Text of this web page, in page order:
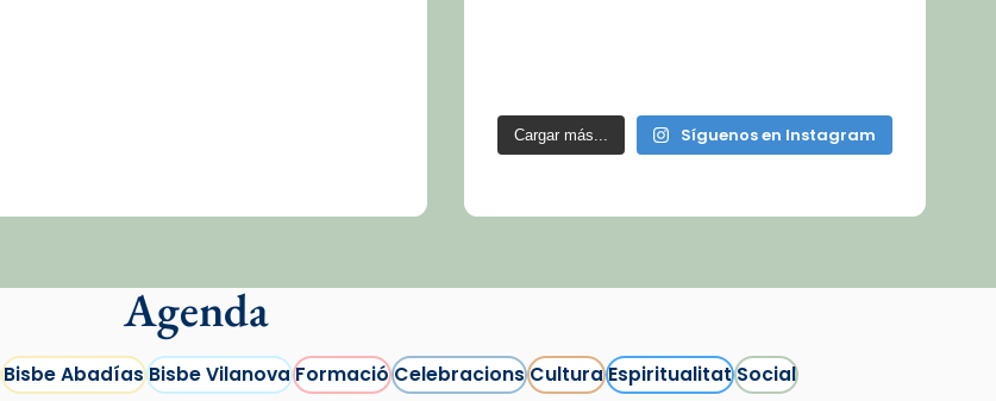
Cargar más... Síguenos en Instagram
Agenda
Bisbe AbadíasBisbe VilanovaFormacióCelebracionsCulturaEspiritualitatSocial